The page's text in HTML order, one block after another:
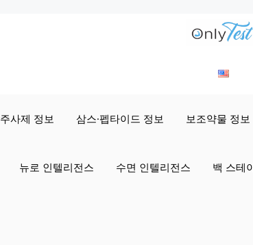
주사제 정보 삼스·펩타이드 정보 보조약물 정보
뉴로 인텔리전스 수면 인텔리전스 백 스테